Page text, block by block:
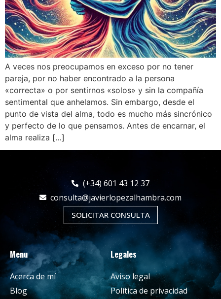
A veces nos preocupamos en exceso por no tener
pareja, por no haber encontrado a la persona
«correcta» o por sentirnos «solos» y sin la compañía
sentimental que anhelamos. Sin embargo, desde el
punto de vista del alma, todo es mucho más sincrónico
y perfecto de lo que pensamos. Antes de encarnar, el
alma realiza […]
(+34) 601 43 12 37
consulta@javierlopezalhambra.com
SOLICITAR CONSULTA
Menu
Acerca de mí
Blog
Legales
Aviso legal
Política de privacidad